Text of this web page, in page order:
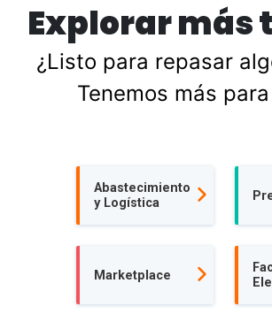
Explorar más
¿Listo para repasar
Tenemos más
Abastecimiento
y Logística
Marketplace